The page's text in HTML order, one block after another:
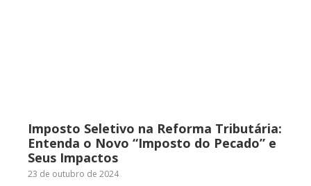
Imposto Seletivo na Reforma Tributária:
Entenda o Novo “Imposto do Pecado” e
Seus Impactos
23 de outubro de 2024